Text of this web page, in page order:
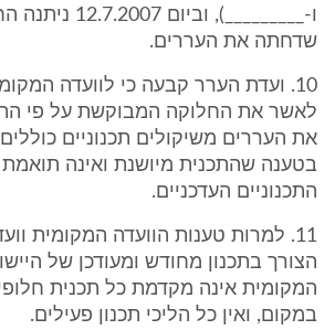
ו-_________),
שדחתה את העררים.
10. ועדת הערר קבעה כי לוועדה
לאשר את החלוקה המבוקשת על פי
את העררים משיקולים תכנוניים
בטענה שהתכנית מיושנת ואינה
התכנוניים העדכניים.
11. למרות טענות הוועדה המקומית
הצורך בתכנון מחודש ומעודכן של
המקומית אינה מקדמת כל תכנית
במקום, ואין כל הליכי תכנון פעילים.